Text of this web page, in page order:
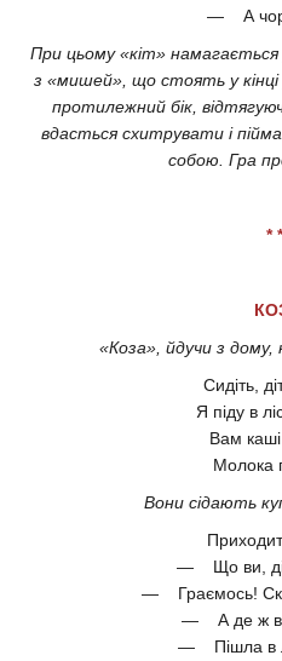
— А
При цьому «кіт»
з «мишей», що стоять у
протилежний бік,
вдасться схитрувати і
собою. Гра
*
«Коза», йдучи з
Сидіть,
Я піду в
Вам
Молока
Вони сідають
— Що ви,
— Граємось!
— А де ж
— Пішла в